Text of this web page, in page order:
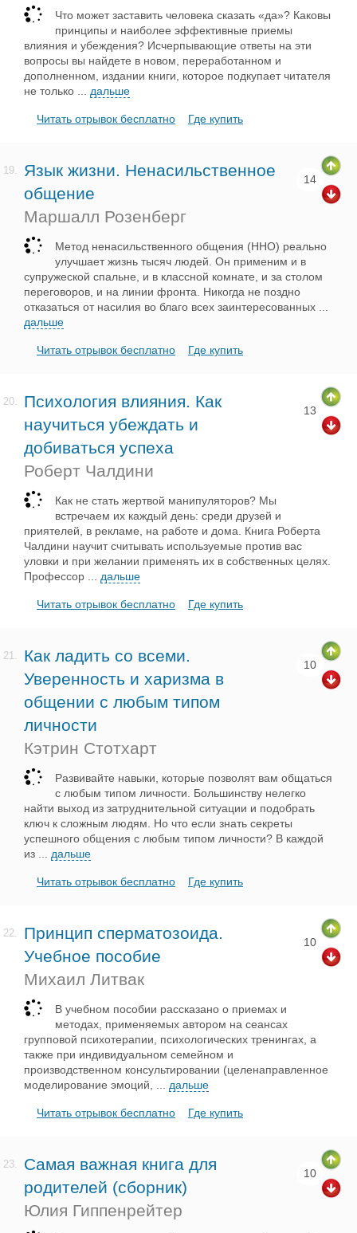
Что может заставить человека сказать «да»? Каковы
принципы и наиболее эффективные приемы
влияния и убеждения? Исчерпывающие ответы на эти
вопросы вы найдете в новом, переработанном и
дополненном, издании книги, которое подкупает читателя
не только
дальше
Читать отрывок бесплатно Где купить
19.
Язык жизни. Ненасильственное
общение
Маршалл Розенберг
14
Метод ненасильственного общения (ННО) реально
улучшает жизнь тысяч людей. Он применим и в
супружеской спальне, и в классной комнате, и за столом
переговоров, и на линии фронта. Никогда не поздно
отказаться от насилия во благо всех заинтересованных
дальше
Читать отрывок бесплатно Где купить
20.
Психология влияния. Как
научиться убеждать и
добиваться успеха
Роберт Чалдини
13
Как не стать жертвой манипуляторов? Мы
встречаем их каждый день: среди друзей и
приятелей, в рекламе, на работе и дома. Книга Роберта
Чалдини научит считывать используемые против вас
уловки и при желании применять их в собственных целях.
Профессор
дальше
Читать отрывок бесплатно Где купить
21.
Как ладить со всеми.
Уверенность и харизма в
общении с любым типом
личности
Кэтрин Стотхарт
10
Развивайте навыки, которые позволят вам общаться
с любым типом личности. Большинству нелегко
найти выход из затруднительной ситуации и подобрать
ключ к сложным людям. Но что если знать секреты
успешного общения с любым типом личности? В каждой
из
дальше
Читать отрывок бесплатно Где купить
22.
Принцип сперматозоида.
Учебное пособие
Михаил Литвак
10
В учебном пособии рассказано о приемах и
методах, применяемых автором на сеансах
групповой психотерапии, психологических тренингах, а
также при индивидуальном семейном и
производственном консультировании (целенаправленное
моделирование эмоций,
дальше
Читать отрывок бесплатно Где купить
23.
Самая важная книга для
родителей (сборник)
Юлия Гиппенрейтер
10